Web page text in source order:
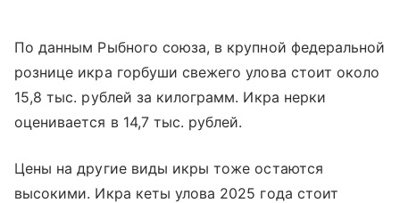
По данным Рыбного союза, в крупной федеральной
рознице икра горбуши свежего улова стоит около
15,8 тыс. рублей за килограмм. Икра нерки
оценивается в 14,7 тыс. рублей.
Цены на другие виды икры тоже остаются
высокими. Икра кеты улова 2025 года стоит